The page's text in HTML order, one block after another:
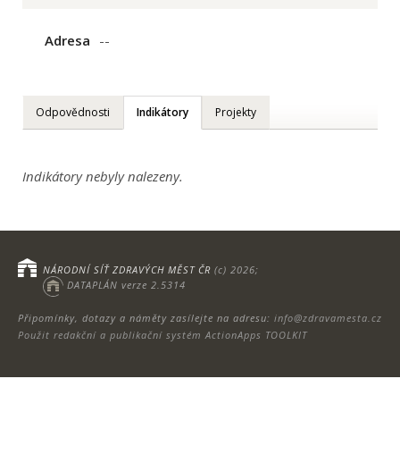
Adresa --
Odpovědnosti Indikátory Projekty
Indikátory nebyly nalezeny.
Připomínky, dotazy a náměty zasílejte na adresu: info@zdravamesta.cz
Použit redakční a publikační systém ActionApps TOOLKIT
NÁRODNÍ SÍŤ ZDRAVÝCH MĚST ČR (c) 2026;
DATAPLÁN verze 2.5314